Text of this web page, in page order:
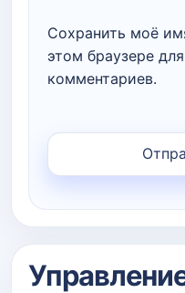
Сохранить моё
этом браузере
комментариев.